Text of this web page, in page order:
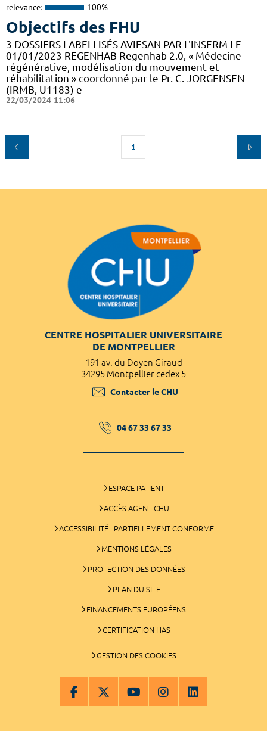
relevance: 100%
Objectifs des FHU
3 DOSSIERS LABELLISÉS AVIESAN PAR L'INSERM LE
01/01/2023 REGENHAB Regenhab 2.0, « Médecine
régénérative, modélisation du mouvement et
réhabilitation » coordonné par le Pr. C. JORGENSEN
(IRMB, U1183) e
22/03/2024 11:06
1
CENTRE HOSPITALIER UNIVERSITAIRE
DE MONTPELLIER
191 av. du Doyen Giraud
34295 Montpellier cedex 5
Contacter le CHU
04 67 33 67 33
ESPACE PATIENT
ACCÈS AGENT CHU
ACCESSIBILITÉ : PARTIELLEMENT CONFORME
MENTIONS LÉGALES
PROTECTION DES DONNÉES
PLAN DU SITE
FINANCEMENTS EUROPÉENS
CERTIFICATION HAS
GESTION DES COOKIES